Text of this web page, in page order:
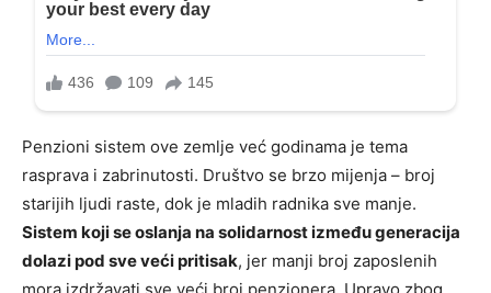
Penzioni sistem ove zemlje već godinama je tema
rasprava i zabrinutosti. Društvo se brzo mijenja – broj
starijih ljudi raste, dok je mladih radnika sve manje.
Sistem koji se oslanja na solidarnost između generacija
dolazi pod sve veći pritisak, jer manji broj zaposlenih